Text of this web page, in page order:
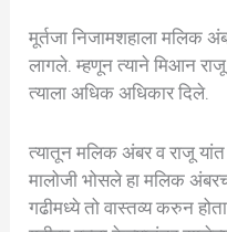
मूर्तजा निजामशहाला मलिक
लागले. म्हणून त्याने मिआन
त्याला अधिक अधिकार दिले.
त्यातून मलिक अंबर व राजू
मालोजी भोसले हा मलिक
गढीमध्ये तो वास्तव्य करुन